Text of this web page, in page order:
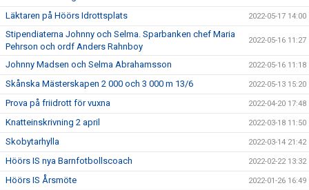
Läktaren på Höörs Idrottsplats 2022-05-17 14:00
Stipendiaterna Johnny och Selma. Sparbanken chef Maria
Pehrson och ordf Anders Rahnboy
2022-05-16 11:27
Johnny Madsen och Selma Abrahamsson 2022-05-16 11:18
Skånska Mästerskapen 2 000 och 3 000 m 13/6 2022-05-13 15:20
Prova på friidrott för vuxna 2022-04-20 17:48
Knatteinskrivning 2 april 2022-03-18 11:50
Skobytarhylla 2022-03-14 21:42
Höörs IS nya Barnfotbollscoach 2022-02-22 13:32
Höörs IS Årsmöte 2022-01-26 16:49